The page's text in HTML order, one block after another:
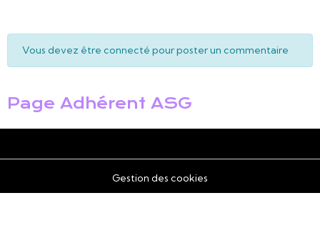
Vous devez être connecté pour poster un commentaire
Page Adhérent ASG
Gestion des cookies